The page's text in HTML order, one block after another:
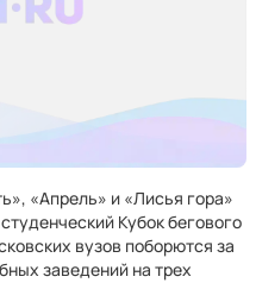
«Апрель» и «Лисья гора»
Кубок бегового
вузов поборются за
заведений на трех